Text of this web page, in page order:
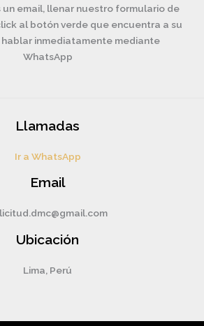
un email, llenar nuestro formulario de
al botón verde que encuentra a su
inmediatamente mediante
WhatsApp
Llamadas
Ir a WhatsApp
Email
Ubicación
Lima, Perú